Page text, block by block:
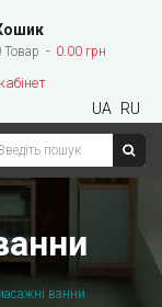
Товар 0.00 грн
UA RU
ванни